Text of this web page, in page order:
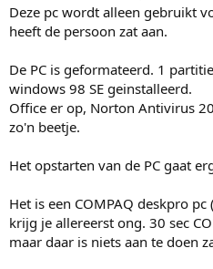
t
e
Deze pc wordt alleen gebruikt
heeft de persoon zat aan.
De PC is geformateerd. 1
windows 98 SE geinstalleerd.
Office er op, Norton Antivirus
zo'n beetje.
Het opstarten van de PC gaat
Het is een COMPAQ deskpro
krijg je allereerst ong. 30 sec
maar daar is niets aan te doen